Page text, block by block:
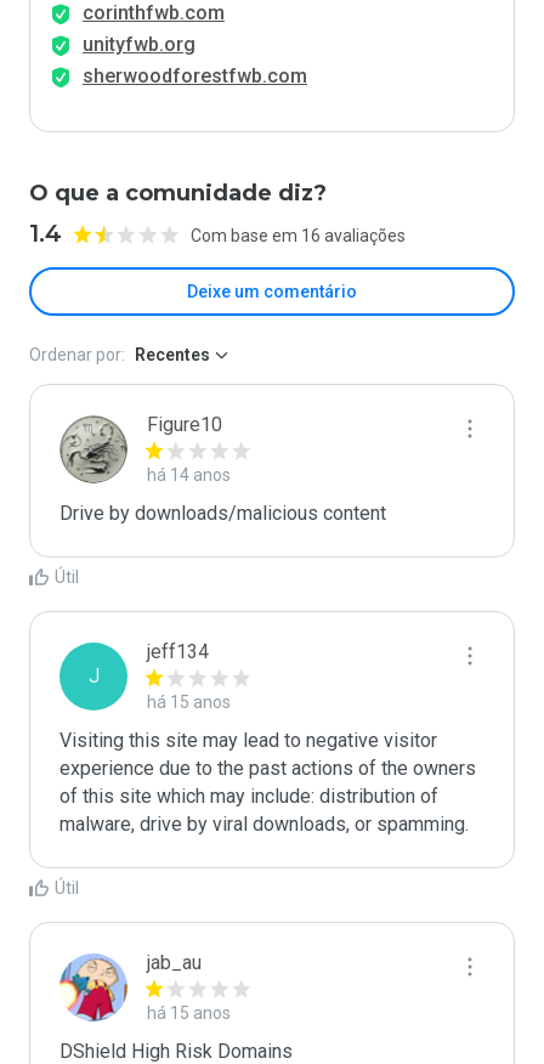
corinthfwb.com
unityfwb.org
sherwoodforestfwb.com
O que a comunidade diz?
1.4 Com base em 16 avaliações
Deixe um comentário
Ordenar por: Recentes
Figure10
há 14 anos
Drive by downloads/malicious content
Útil
J
jeff134
há 15 anos
Visiting this site may lead to negative visitor
experience due to the past actions of the owners
of this site which may include: distribution of
malware, drive by viral downloads, or spamming.
Útil
jab_au
há 15 anos
DShield High Risk Domains